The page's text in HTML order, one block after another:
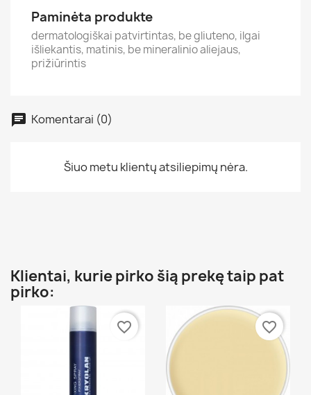
Paminėta produkte
dermatologiškai patvirtintas, be gliuteno, ilgai
išliekantis, matinis, be mineralinio aliejaus,
prižiūrintis
Komentarai (0)
Šiuo metu klientų atsiliepimų nėra.
Klientai, kurie pirko šią prekę taip pat
pirko:
favorite_border favorite_border